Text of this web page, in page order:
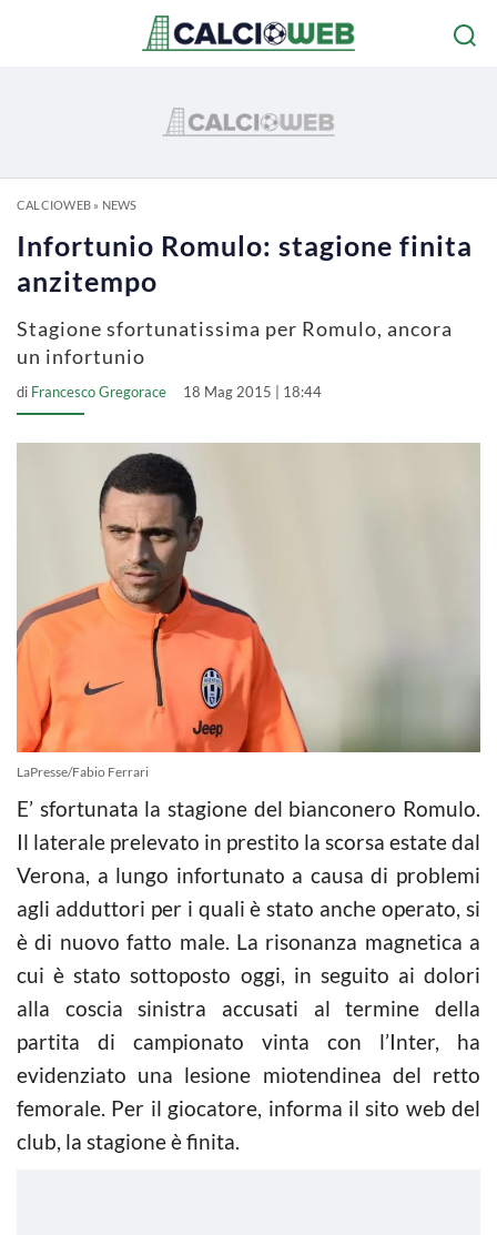
CALCIOWEB» NEWS
Infortunio Romulo: stagione finita
anzitempo
Stagione sfortunatissima per Romulo, ancora
un infortunio
di Francesco Gregorace 18 Mag 2015 | 18:44
LaPresse/Fabio Ferrari
E’ sfortunata la stagione del bianconero Romulo.
Il laterale prelevato in prestito la scorsa estate dal
Verona, a lungo infortunato a causa di problemi
agli adduttori per i quali è stato anche operato, si
è di nuovo fatto male. La risonanza magnetica a
cui è stato sottoposto oggi, in seguito ai dolori
alla coscia sinistra accusati al termine della
partita di campionato vinta con l’Inter, ha
evidenziato una lesione miotendinea del retto
femorale. Per il giocatore, informa il sito web del
club, la stagione è finita.